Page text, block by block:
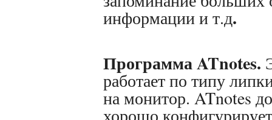
информации и т.д.
Программа ATnotes.
работает по типу
на монитор. ATnotes
хорошо